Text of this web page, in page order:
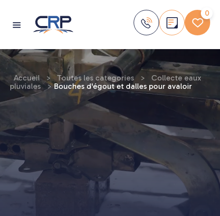
contenu
0
Accueil > Toutes les categories >
Collecte eaux
pluviales
>Bouches d'égout et dalles pour avaloir